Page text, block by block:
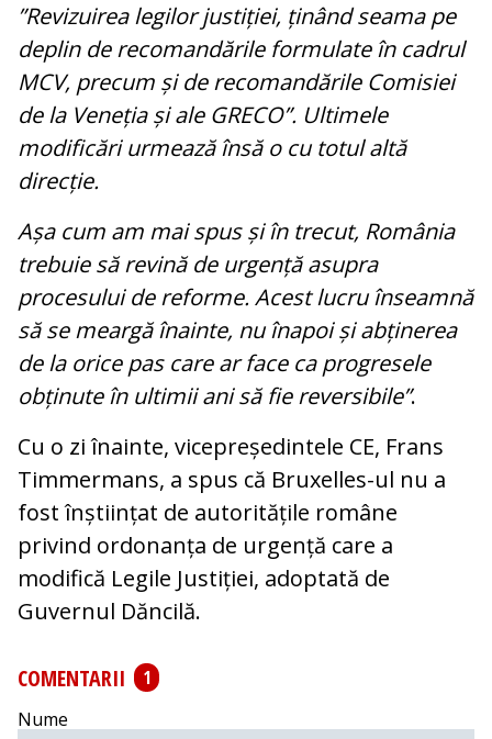
”Revizuirea legilor justiției, ținând seama pe
deplin de recomandările formulate în cadrul
MCV, precum și de recomandările Comisiei
de la Veneția și ale GRECO”. Ultimele
modificări urmează însă o cu totul altă
direcție.
Așa cum am mai spus și în trecut, România
trebuie să revină de urgență asupra
procesului de reforme. Acest lucru înseamnă
să se meargă înainte, nu înapoi și abținerea
de la orice pas care ar face ca progresele
obținute în ultimii ani să fie reversibile”.
Cu o zi înainte, vicepreședintele CE, Frans
Timmermans, a spus că Bruxelles-ul nu a
fost înștiințat de autoritățile române
privind ordonanța de urgență care a
modifică Legile Justiției, adoptată de
Guvernul Dăncilă.
COMENTARII
1
Nume